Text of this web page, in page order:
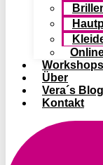
Über
Vera´s Blog
Kontakt